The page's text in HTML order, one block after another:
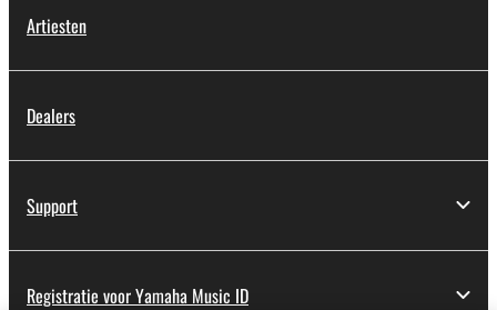
Artiesten
Dealers
Support
Registratie voor Yamaha Music ID